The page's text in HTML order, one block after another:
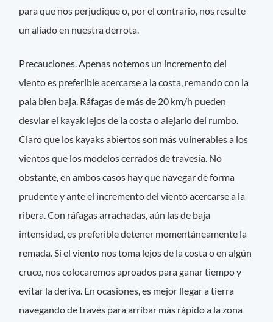
para que nos perjudique o, por el contrario, nos resulte
un aliado en nuestra derrota.
Precauciones. Apenas notemos un incremento del
viento es preferible acercarse a la costa, remando con la
pala bien baja. Ráfagas de más de 20 km/h pueden
desviar el kayak lejos de la costa o alejarlo del rumbo.
Claro que los kayaks abiertos son más vulnerables a los
vientos que los modelos cerrados de travesía. No
obstante, en ambos casos hay que navegar de forma
prudente y ante el incremento del viento acercarse a la
ribera. Con ráfagas arrachadas, aún las de baja
intensidad, es preferible detener momentáneamente la
remada. Si el viento nos toma lejos de la costa o en algún
cruce, nos colocaremos aproados para ganar tiempo y
evitar la deriva. En ocasiones, es mejor llegar a tierra
navegando de través para arribar más rápido a la zona